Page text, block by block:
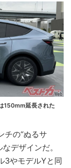
150mm延長された
チの“ぬるサ
デザインだ。
3やモデルYと同